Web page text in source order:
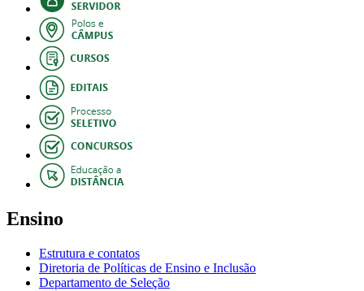
Ensino
Estrutura e contatos
Diretoria de Políticas de Ensino e Inclusão
Departamento de Seleção